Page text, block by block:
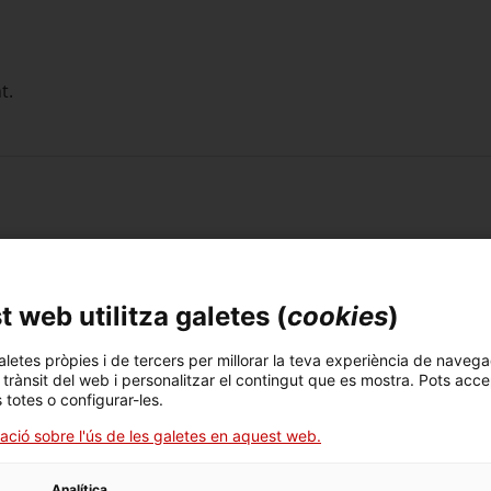
tenir a mà els documents següents:
la família:
no tenen DNI/NIE, identifica’ls amb la targeta sanitària
o certificat literal de naixement de cada fill/a.
notarial o resolució administrativa de l’adopció
resolució judicial de tutela o resolució administrativa
web utilitza galetes (cookies)
pròpies i de tercers per millorar la teva experiència de
del web i personalitzar el contingut que es mostra. Pots
totes o configurar-les.
sobre l'ús de les galetes en aquest web.